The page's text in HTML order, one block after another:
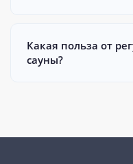
Какая польза от
сауны?